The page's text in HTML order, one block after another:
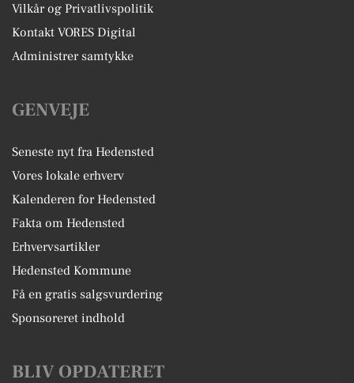
Vilkår og Privatlivspolitik
Kontakt VORES Digital
Administrer samtykke
GENVEJE
Seneste nyt fra Hedensted
Vores lokale erhverv
Kalenderen for Hedensted
Fakta om Hedensted
Erhvervsartikler
Hedensted Kommune
Få en gratis salgsvurdering
Sponsoreret indhold
BLIV OPDATERET